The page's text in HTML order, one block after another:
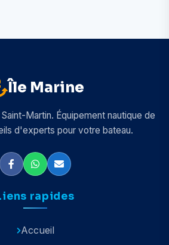
Île Marine
Martin. Équipement nautique de
d'experts pour votre bateau.
rapides
Accueil